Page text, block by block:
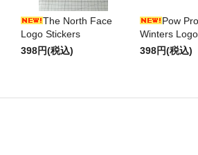
The North Face
Logo Stickers
398円(税込)
Pow
Winters
398円(税込)